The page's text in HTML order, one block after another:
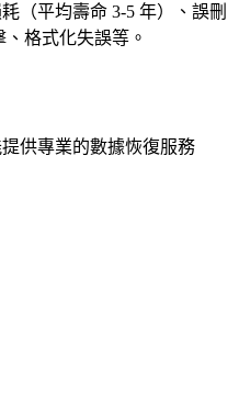
（平均壽命 3-5 年）、誤刪
格式化失誤等。
供專業的數據恢復服務